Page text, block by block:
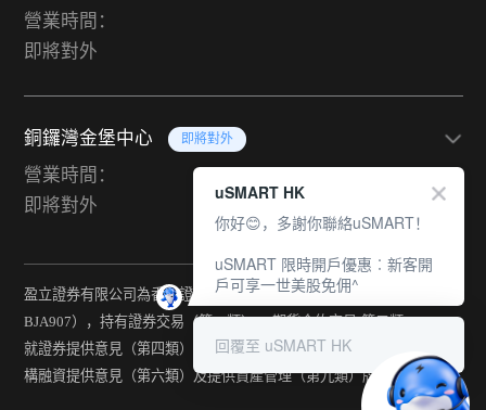
營業時間：
即將對外
銅鑼灣金堡中心 即將對外
營業時間：
即將對外
盈立證券有限公司為香港證監會持牌法團（中央編號：
BJA907），持有證券交易（第一類） 、期貨合約交易(第二類) 、
就證券提供意見（第四類） 、就期貨合約提供意見(第五類) 、就機
構融資提供意見（第六類）及提供資產管理（第九類）牌照。
uSMART HK
你好😊，多謝你聯絡uSMART！
uSMART 限時開戶優惠︰新客開
戶可享一世美股免佣^
回覆至 uSMART HK